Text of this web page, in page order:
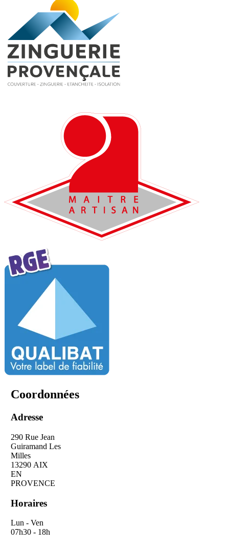
Coordonnées
Adresse
290 Rue Jean
Guiramand Les
Milles
13290 AIX
EN
PROVENCE
Horaires
Lun - Ven
07h30 - 18h